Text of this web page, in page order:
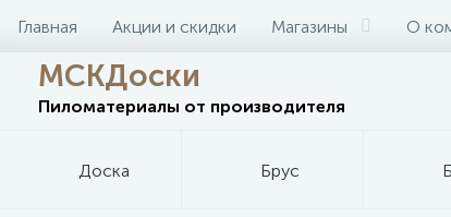
Главная Акции и скидки Магазины О
МСКДоски
Пиломатериалы от производителя
Доска Брус